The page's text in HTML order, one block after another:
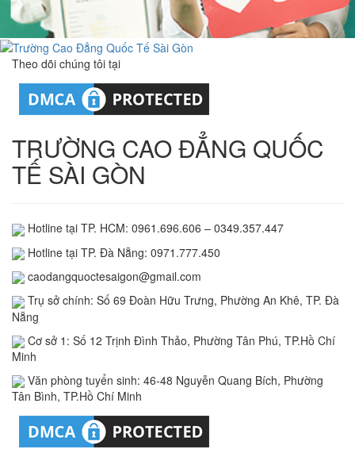
Theo dõi chúng tôi tại
TRƯỜNG CAO ĐẲNG QUỐC
TẾ SÀI GÒN
Hotline tại TP. HCM: 0961.696.606 – 0349.357.447
Hotline tại TP. Đà Nẵng: 0971.777.450
caodangquoctesaigon@gmail.com
Trụ sở chính: Số 69 Đoàn Hữu Trưng, Phường An Khê, TP. Đà
Nẵng
Cơ sở 1: Số 12 Trịnh Đình Thảo, Phường Tân Phú, TP.Hồ Chí
Minh
Văn phòng tuyển sinh: 46-48 Nguyễn Quang Bích, Phường
Tân Bình, TP.Hồ Chí Minh